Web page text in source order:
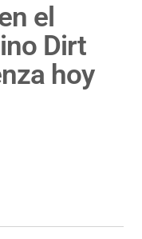
el
Dirt
hoy